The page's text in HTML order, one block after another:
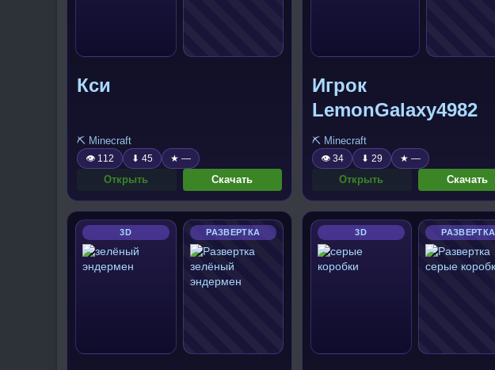
Кси
⛏️ Minecraft
👁 112 ⬇ 45 ★ —
Открыть Скачать
Игрок
LemonGalaxy4982
⛏️ Minecraft
👁 34 ⬇ 29 ★ —
Открыть Скачать
3D РАЗВЕРТКА 3D РАЗВЕРТКА